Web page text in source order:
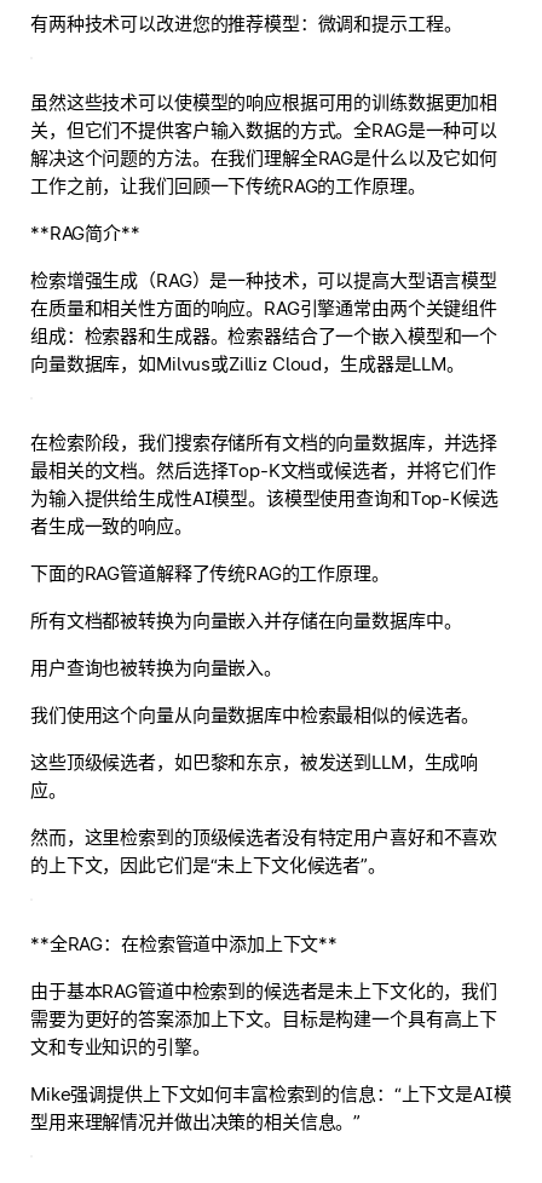
有两种技术可以改进您的推荐模型：微调和提示工程。
虽然这些技术可以使模型的响应根据可用的训练数据更加相
关，但它们不提供客户输入数据的方式。全RAG是一种可以
解决这个问题的方法。在我们理解全RAG是什么以及它如何
工作之前，让我们回顾一下传统RAG的工作原理。
**RAG简介**
检索增强生成（RAG）是一种技术，可以提高大型语言模型
在质量和相关性方面的响应。RAG引擎通常由两个关键组件
组成：检索器和生成器。检索器结合了一个嵌入模型和一个
向量数据库，如Milvus或Zilliz Cloud，生成器是LLM。
在检索阶段，我们搜索存储所有文档的向量数据库，并选择
最相关的文档。然后选择Top-K文档或候选者，并将它们作
为输入提供给生成性AI模型。该模型使用查询和Top-K候选
者生成一致的响应。
下面的RAG管道解释了传统RAG的工作原理。
所有文档都被转换为向量嵌入并存储在向量数据库中。
用户查询也被转换为向量嵌入。
我们使用这个向量从向量数据库中检索最相似的候选者。
这些顶级候选者，如巴黎和东京，被发送到LLM，生成响
应。
然而，这里检索到的顶级候选者没有特定用户喜好和不喜欢
的上下文，因此它们是“未上下文化候选者”。
**全RAG：在检索管道中添加上下文**
由于基本RAG管道中检索到的候选者是未上下文化的，我们
需要为更好的答案添加上下文。目标是构建一个具有高上下
文和专业知识的引擎。
Mike强调提供上下文如何丰富检索到的信息：“上下文是AI模
型用来理解情况并做出决策的相关信息。”